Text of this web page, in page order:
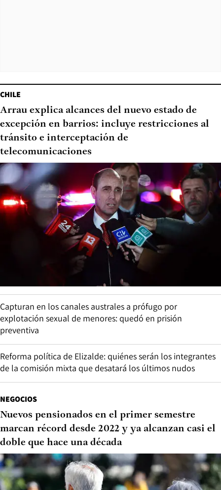
CHILE
Arrau explica alcances del nuevo estado de
excepción en barrios: incluye restricciones al
tránsito e interceptación de
telecomunicaciones
Capturan en los canales australes a prófugo por
explotación sexual de menores: quedó en prisión
preventiva
Reforma política de Elizalde: quiénes serán los integrantes
de la comisión mixta que desatará los últimos nudos
NEGOCIOS
Nuevos pensionados en el primer semestre
marcan récord desde 2022 y ya alcanzan casi el
doble que hace una década